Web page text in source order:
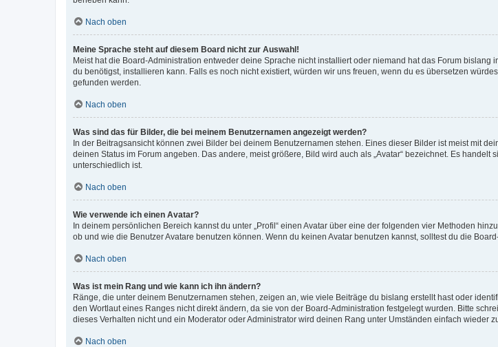
Nach oben
Meine Sprache steht auf diesem Board nicht zur Auswahl!
Meist hat die Board-Administration entweder deine Sprache nicht installiert oder niemand hat das Forum
du benötigst, installieren kann. Falls es noch nicht existiert, würden wir uns freuen, wenn du es übersetzen
gefunden werden.
Nach oben
Was sind das für Bilder, die bei meinem Benutzernamen angezeigt werden?
In der Beitragsansicht können zwei Bilder bei deinem Benutzernamen stehen. Eines dieser Bilder ist meist mit
deinen Status im Forum angeben. Das andere, meist größere, Bild wird auch als „Avatar“ bezeichnet. Es
unterschiedlich ist.
Nach oben
Wie verwende ich einen Avatar?
In deinem persönlichen Bereich kannst du unter „Profil“ einen Avatar über eine der folgenden vier Methoden
ob und wie die Benutzer Avatare benutzen können. Wenn du keinen Avatar benutzen kannst, solltest du die
Nach oben
Was ist mein Rang und wie kann ich ihn ändern?
Ränge, die unter deinem Benutzernamen stehen, zeigen an, wie viele Beiträge du bislang erstellt hast oder
den Wortlaut eines Ranges nicht direkt ändern, da sie von der Board-Administration festgelegt wurden. Bitte
dieses Verhalten nicht und ein Moderator oder Administrator wird deinen Rang unter Umständen einfach wieder
Nach oben